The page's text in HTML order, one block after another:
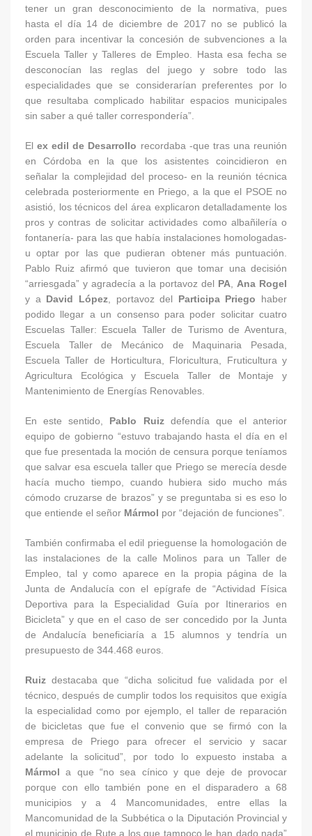
tener un gran desconocimiento de la normativa, pues
hasta el día 14 de diciembre de 2017 no se publicó la
orden para incentivar la concesión de subvenciones a la
Escuela Taller y Talleres de Empleo. Hasta esa fecha se
desconocían las reglas del juego y sobre todo las
especialidades que se considerarían preferentes por lo
que resultaba complicado habilitar espacios municipales
sin saber a qué taller correspondería”.
Elex edil de Desarrollo recordaba -que tras una reunión
en Córdoba en la que los asistentes coincidieron en
señalar la complejidad del proceso- en la reunión técnica
celebrada posteriormente en Priego, a la que el PSOE no
asistió, los técnicos del área explicaron detalladamente los
pros y contras de solicitar actividades como albañilería o
fontanería- para las que había instalaciones homologadas-
u optar por las que pudieran obtener más puntuación.
Pablo Ruiz afirmó que tuvieron que tomar una decisión
“arriesgada” y agradecía a la portavoz del PA
Ana Rogel
y a David López, portavoz del Participa Priego haber
podido llegar a un consenso para poder solicitar cuatro
Escuelas Taller: Escuela Taller de Turismo de Aventura,
Escuela Taller de Mecánico de Maquinaria Pesada,
Escuela Taller de Horticultura, Floricultura, Fruticultura y
Agricultura Ecológica y Escuela Taller de Montaje y
Mantenimiento de Energías Renovables.
En este sentido, Pablo Ruizdefendía que el anterior
equipo de gobierno “estuvo trabajando hasta el día en el
que fue presentada la moción de censura porque teníamos
que salvar esa escuela taller que Priego se merecía desde
hacía mucho tiempo, cuando hubiera sido mucho más
cómodo cruzarse de brazos” y se preguntaba si es eso lo
que entiende el señor Mármol por “dejación de funciones”.
También confirmaba el edil prieguense la homologación de
las instalaciones de la calle Molinos para un Taller de
Empleo, tal y como aparece en la propia página de la
Junta de Andalucía con el epígrafe de “Actividad Física
Deportiva para la Especialidad Guía por Itinerarios en
Bicicleta” y que en el caso de ser concedido por la Junta
de Andalucía beneficiaría a 15 alumnos y tendría un
presupuesto de 344.468 euros.
Ruizdestacaba que “dicha solicitud fue validada por el
técnico, después de cumplir todos los requisitos que exigía
la especialidad como por ejemplo, el taller de reparación
de bicicletas que fue el convenio que se firmó con la
empresa de Priego para ofrecer el servicio y sacar
adelante la solicitud”, por todo lo expuesto instaba a
Mármol a que “no sea cínico y que deje de provocar
porque con ello también pone en el disparadero a 68
municipios y a 4 Mancomunidades, entre ellas la
Mancomunidad de la Subbética o la Diputación Provincial y
el municipio de Rute a los que tampoco le han dado nada”